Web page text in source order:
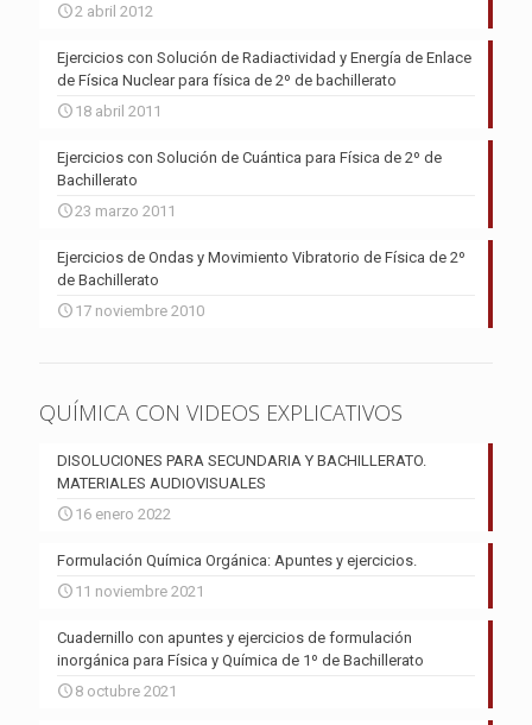
2 abril 2012
Ejercicios con Solución de Radiactividad y Energía de Enlace
de Física Nuclear para física de 2º de bachillerato
18 abril 2011
Ejercicios con Solución de Cuántica para Física de 2º de
Bachillerato
23 marzo 2011
Ejercicios de Ondas y Movimiento Vibratorio de Física de 2º
de Bachillerato
17 noviembre 2010
QUÍMICA CON VIDEOS EXPLICATIVOS
DISOLUCIONES PARA SECUNDARIA Y BACHILLERATO.
MATERIALES AUDIOVISUALES
16 enero 2022
Formulación Química Orgánica: Apuntes y ejercicios.
11 noviembre 2021
Cuadernillo con apuntes y ejercicios de formulación
inorgánica para Física y Química de 1º de Bachillerato
8 octubre 2021